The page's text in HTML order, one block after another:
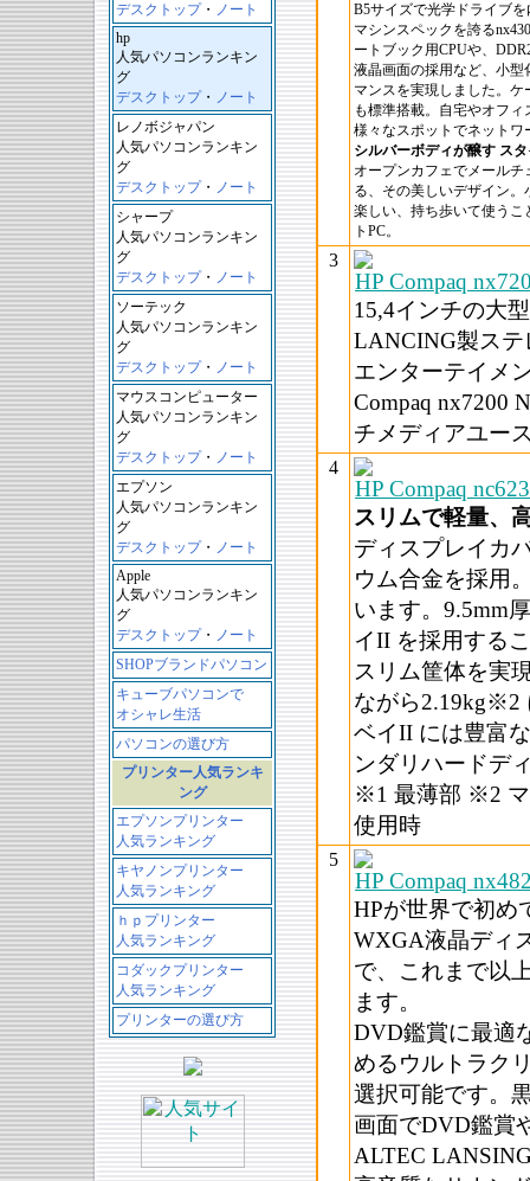
デスクトップ・ ノート
hp
人気パソコンランキン
グ
デスクトップ・ ノート
レノボジャパン
人気パソコンランキン
グ
デスクトップ・ ノート
シャープ
人気パソコンランキン
グ
デスクトップ・ ノート
ソーテック
人気パソコンランキン
グ
デスクトップ・ ノート
マウスコンピューター
人気パソコンランキン
グ
デスクトップ・ ノート
エプソン
人気パソコンランキン
グ
デスクトップ・ ノート
Apple
人気パソコンランキン
グ
デスクトップ・ ノート
SHOPブランドパソコン
キューブパソコンで
オシャレ生活
パソコンの選び方
プリンター人気ランキ
ング
エプソンプリンター
人気ランキング
キヤノンプリンター
人気ランキング
ｈｐプリンター
人気ランキング
コダックプリンター
人気ランキング
プリンターの選び方
B5サイズで光学ドライブ
マシンスペックを誇る
ートブック用CPUや、
液晶画面の採用など、小
マンスを実現しました。
も標準搭載。自宅やオフ
様々なスポットでネット
シルバーボディが醸す ス
オープンカフェでメール
る、その美しいデザイン
楽しい、持ち歩いて使うこ
トPC。
3
HP Compaq
15,4インチの大
LANCING製ス
エンターテイメ
Compaq nx7200
チメディアユー
4
HP Compaq
スリムで軽量、
ディスプレイカ
ウム合金を採用
います。9.5mm
イII を採用する
スリム筐体を実
ながら2.19kg※2
ベイII には豊富
ンダリハードデ
※1 最薄部 ※2 マ
使用時
5
HP Compaq
HPが世界で初め
WXGA液晶ディ
で、これまで以
ます。
DVD鑑賞に最適
めるウルトラク
選択可能です。
画面でDVD鑑賞
ALTEC